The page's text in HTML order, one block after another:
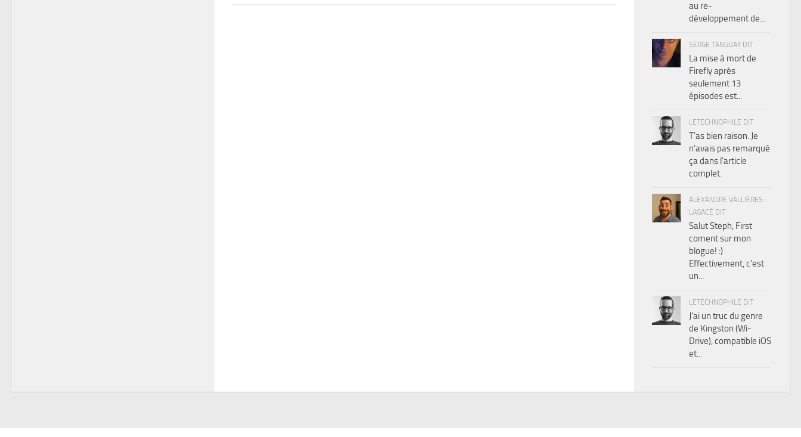
au re-
développement de...
SERGE TANGUAY DIT
La mise à mort de
Firefly après
seulement 13
épisodes est...
LETECHNOPHILE DIT
T'as bien raison. Je
n'avais pas remarqué
ça dans l'article
complet.
ALEXANDRE VALLIÈRES-
LAGACÉ DIT
Salut Steph, First
coment sur mon
blogue! :)
Effectivement, c'est
un...
LETECHNOPHILE DIT
J'ai un truc du genre
de Kingston (Wi-
Drive), compatible iOS
et...